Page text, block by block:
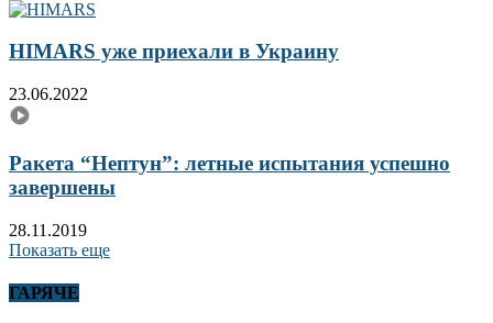
HIMARS уже приехали в Украину
23.06.2022
Ракета “Нептун”: летные испытания успешно
завершены
28.11.2019
Показать еще
ГАРЯЧЕ